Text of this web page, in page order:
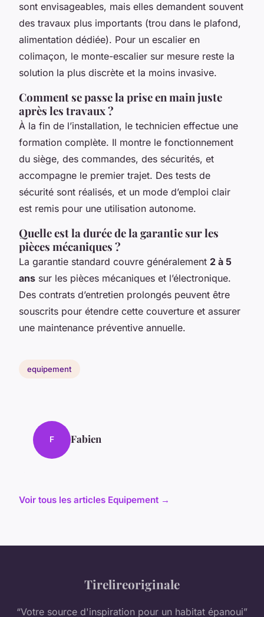
sont envisageables, mais elles demandent souvent
des travaux plus importants (trou dans le plafond,
alimentation dédiée). Pour un escalier en
colimaçon, le monte-escalier sur mesure reste la
solution la plus discrète et la moins invasive.
Comment se passe la prise en main juste
après les travaux ?
À la fin de l’installation, le technicien effectue une
formation complète. Il montre le fonctionnement
du siège, des commandes, des sécurités, et
accompagne le premier trajet. Des tests de
sécurité sont réalisés, et un mode d’emploi clair
est remis pour une utilisation autonome.
Quelle est la durée de la garantie sur les
pièces mécaniques ?
La garantie standard couvre généralement 2 à 5
ans sur les pièces mécaniques et l’électronique.
Des contrats d’entretien prolongés peuvent être
souscrits pour étendre cette couverture et assurer
une maintenance préventive annuelle.
equipement
F Fabien
Voir tous les articles Equipement →
Tirelireoriginale
“Votre source d'inspiration pour un habitat épanoui”